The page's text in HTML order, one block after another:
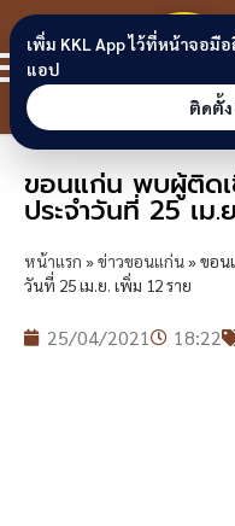
Skip to content
ขอนแก่น พบผู้ติดเ
ประจำวันที่ 25 เม.
หน้าแรก »ข่าวขอนแก่น»ขอน
วันที่ 25 เม.ย. เพิ่ม 12 ราย
25/04/2021 18:22
เพิ่ม KKL App ไว้ที่หน้าจอมื
แอป
ติดตั้ง